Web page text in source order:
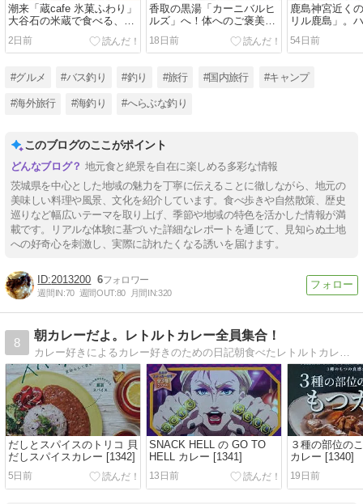
潮来「蔵cafe 氷菓ふわり」
大谷石の米蔵で食べる、ふ
わふわの天然氷かき氷
2日前
香取の黒湯「カーニバルヒ
ルズ」へ！体へのご褒美温
泉と食堂さわの昼ごはん
18日前
鹿島神宮近く
リル鹿島」。
ビフライと吉
54日前
#グルメ #バス釣り #釣り #旅行 #国内旅行 #キャンプ
#海外旅行 #海釣り #へらぶな釣り
このブログのここがポイント
地元食と絶景を自在に楽しめる多彩な情報
茨城県を中心とした地域の魅力を丁寧に伝えることに徹しながら、地元の
美味しい料理や風景、文化を紹介しています。食べ歩きや自然散策、歴史
巡りなど幅広いテーマを取り上げ、季節や地域の特色を活かした情報が満
載です。リアルな体験に基づいた詳細なレポートを通じて、見知らぬ土地
への好奇心を刺激し、実際に訪れたくなる誘いを届けます。
2013200 6
週間IN:70 週間OUT:80 月間IN:320
8
朝カレーだよ。レトルトカレー全員集合！
だしとスパイスのトリコ 貝
だしスパイスカレー [1342]
5日前
SNACK HELL の GO TO
HELL カレー [1341]
13日前
３種の部位の
カレー [1340]
19日前